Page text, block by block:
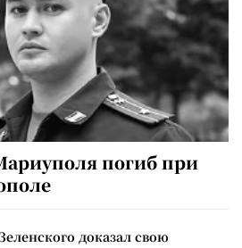
погиб при
доказал свою